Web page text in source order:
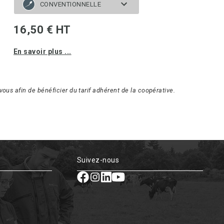
CONVENTIONNELLE
16,50 € HT
En savoir plus ...
afin de bénéficier du tarif adhérent de la coopérative.
Suivez-nous